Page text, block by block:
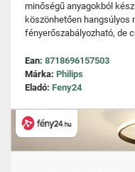
minőségű anyagokból
köszönhetően hangsúlyos
fényerőszabályozható, de
Ean: 8718696157503
Márka: Philips
Eladó: Feny24